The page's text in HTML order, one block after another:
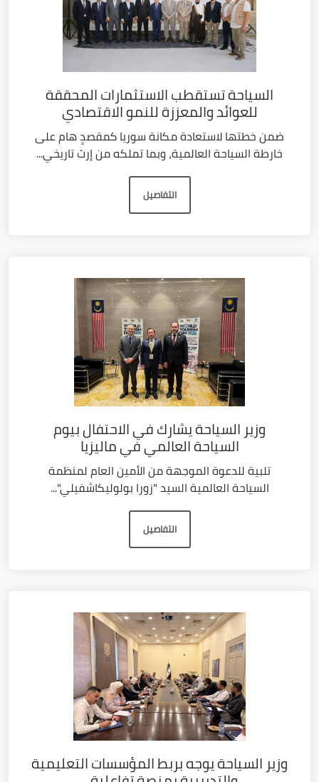
السياحة تستقطب الاستثمارات المحققة
للعوائد والمعززة للنمو الاقتصادي
ضمن خطتها لاستعادة مكانة سوريا كمقصدٍ هام على
خارطة السياحة العالمية، وبما تملكه من إرث تاريخي...
التفاصيل
وزير السياحة يشارك في الاحتفال بيوم
السياحة العالمي في ماليزيا
تلبية للدعوة الموجهة من الأمين العام لمنظمة
السياحة العالمية السيد "زورا بولوليكاشفيلي"...
التفاصيل
وزير السياحة يوجه بربط المؤسسات التعليمية